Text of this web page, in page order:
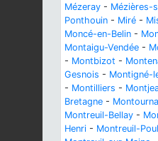
Mézeray - Mézières-
Ponthouin - Miré -
Moncé-en-Belin -
Montaigu-Vendée -
- Montbizot -
Gesnois - Montigné-
- Montilliers -
Bretagne -
Montreuil-Bellay -
Henri - Montreuil-